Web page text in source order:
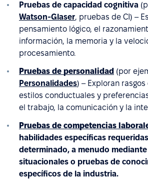
Pruebas de capacidad cognitiva
Watson-Glaser, pruebas de CI) –
pensamiento lógico, el
información, la memoria y la
procesamiento.
Pruebas de personalidad (por
Personalidades) – Exploran
estilos conductuales y
el trabajo, la comunicación y la
Pruebas de competencias
habilidades específicas
determinado, a menudo
situacionales o pruebas de
específicos de la industria.